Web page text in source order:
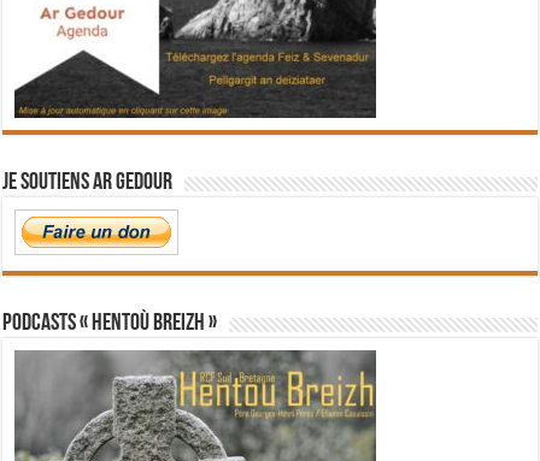
Je soutiens Ar Gedour
PODCASTS « Hentoù Breizh »